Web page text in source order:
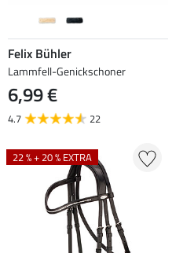
Felix Bühler
Lammfell-Genickschoner
6,99 €
4.7 22
22 % + 20 % EXTRA